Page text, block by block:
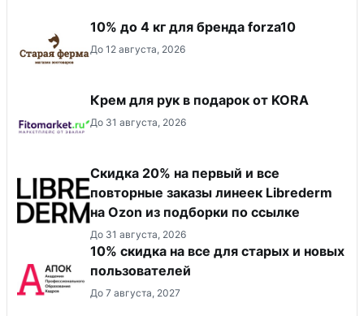
10% до 4 кг для бренда forza10
До 12 августа, 2026
Крем для рук в подарок от KORA
До 31 августа, 2026
Скидка 20% на первый и все
повторные заказы линеек Librederm
на Ozon из подборки по ссылке
До 31 августа, 2026
10% скидка на все для старых и новых
пользователей
До 7 августа, 2027